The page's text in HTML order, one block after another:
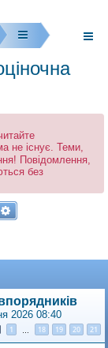
не існує. Теми,
Повідомлення,
без
Розширений
2026 08:40
1 18 19 20 21